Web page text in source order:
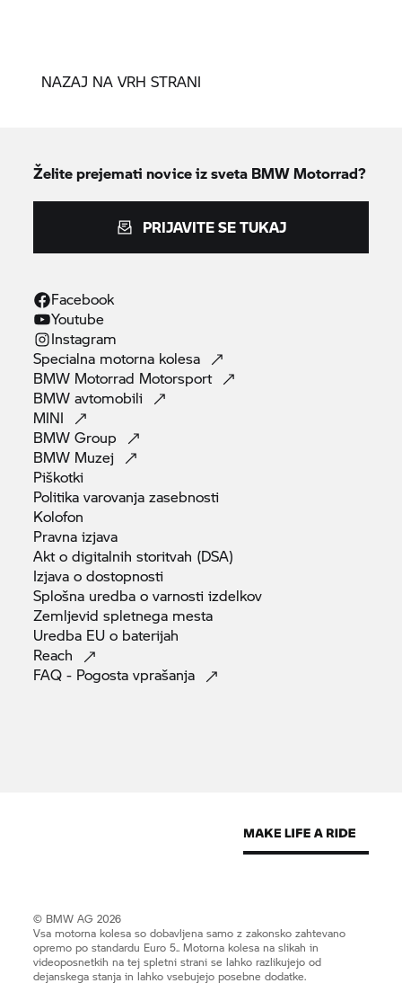
NAZAJ NA VRH STRANI
Želite prejemati novice iz sveta BMW Motorrad?
PRIJAVITE SE TUKAJ
Facebook
Youtube
Instagram
Specialna motorna kolesa
BMW Motorrad Motorsport
BMWavtomobili
MINI
BMWGroup
BMW Muzej
Piškotki
Politika varovanjazasebnosti
Kolofon
Pravnaizjava
Akt o digitalnih storitvah (DSA)
Izjava odostopnosti
Splošna uredba o varnostiizdelkov
Zemljevid spletnega mesta
Uredba EU o baterijah
Reach
FAQ - Pogostavprašanja
© BMW AG 2026
Vsa motorna kolesa so dobavljena samo z zakonsko zahtevano
opremo po standardu Euro 5.. Motorna kolesa na slikah in
videoposnetkih na tej spletni strani se lahko razlikujejo od
dejanskega stanja in lahko vsebujejo posebne dodatke.